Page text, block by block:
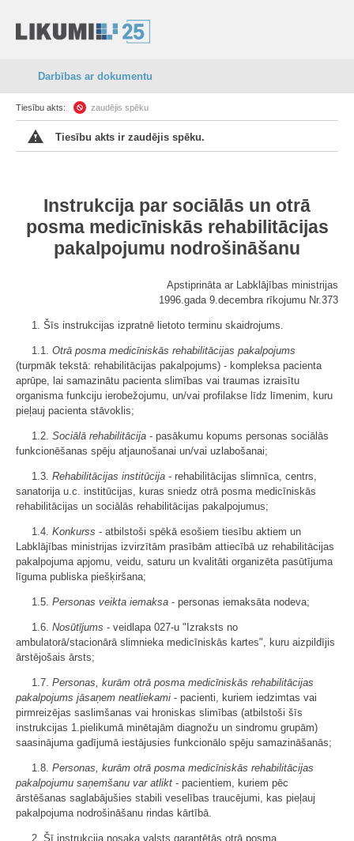
Darbības ar dokumentu
Tiesību akts: zaudējis spēku
Tiesību akts ir zaudējis spēku.
Instrukcija par sociālās un otrā
posma medicīniskās rehabilitācijas
pakalpojumu nodrošināšanu
Apstiprināta ar Labklājības ministrijas
1996.gada 9.decembra rīkojumu Nr.373
1. Šīs instrukcijas izpratnē lietoto terminu skaidrojums.
1.1. Otrā posma medicīniskās rehabilitācijas pakalpojums
(turpmāk tekstā: rehabilitācijas pakalpojums) - kompleksa pacienta
aprūpe, lai samazinātu pacienta slimības vai traumas izraisītu
organisma funkciju ierobežojumu, un/vai profilakse līdz līmenim, kuru
pieļauj pacienta stāvoklis;
1.2. Sociālā rehabilitācija - pasākumu kopums personas sociālās
funkcionēšanas spēju atjaunošanai un/vai uzlabošanai;
1.3. Rehabilitācijas institūcija - rehabilitācijas slimnīca, centrs,
sanatorija u.c. institūcijas, kuras sniedz otrā posma medicīniskās
rehabilitācijas un sociālās rehabilitācijas pakalpojumus;
1.4. Konkurss - atbilstoši spēkā esošiem tiesību aktiem un
Labklājības ministrijas izvirzītām prasībām attiecībā uz rehabilitācijas
pakalpojuma apjomu, veidu, saturu un kvalitāti organizēta pasūtījuma
līguma publiska piešķiršana;
1.5. Personas veikta iemaksa - personas iemaksāta nodeva;
1.6. Nosūtījums - veidlapa 027-u "Izraksts no
ambulatorā/stacionārā slimnieka medicīniskās kartes", kuru aizpildījis
ārstējošais ārsts;
1.7. Personas, kurām otrā posma medicīniskās rehabilitācijas
pakalpojums jāsaņem neatliekami - pacienti, kuriem iedzimtas vai
pirmreizējas saslimšanas vai hroniskas slimības (atbilstoši šīs
instrukcijas 1.pielikumā minētajām diagnožu un sindromu grupām)
saasinājuma gadījumā iestājusies funkcionālo spēju samazināšanās;
1.8. Personas, kurām otrā posma medicīniskās rehabilitācijas
pakalpojumu saņemšanu var atlikt - pacientiem, kuriem pēc
ārstēšanas saglabājušies stabili veselības traucējumi, kas pieļauj
pakalpojuma nodrošināšanu rindas kārtībā.
2. Šī instrukcija nosaka valsts garantētās otrā posma